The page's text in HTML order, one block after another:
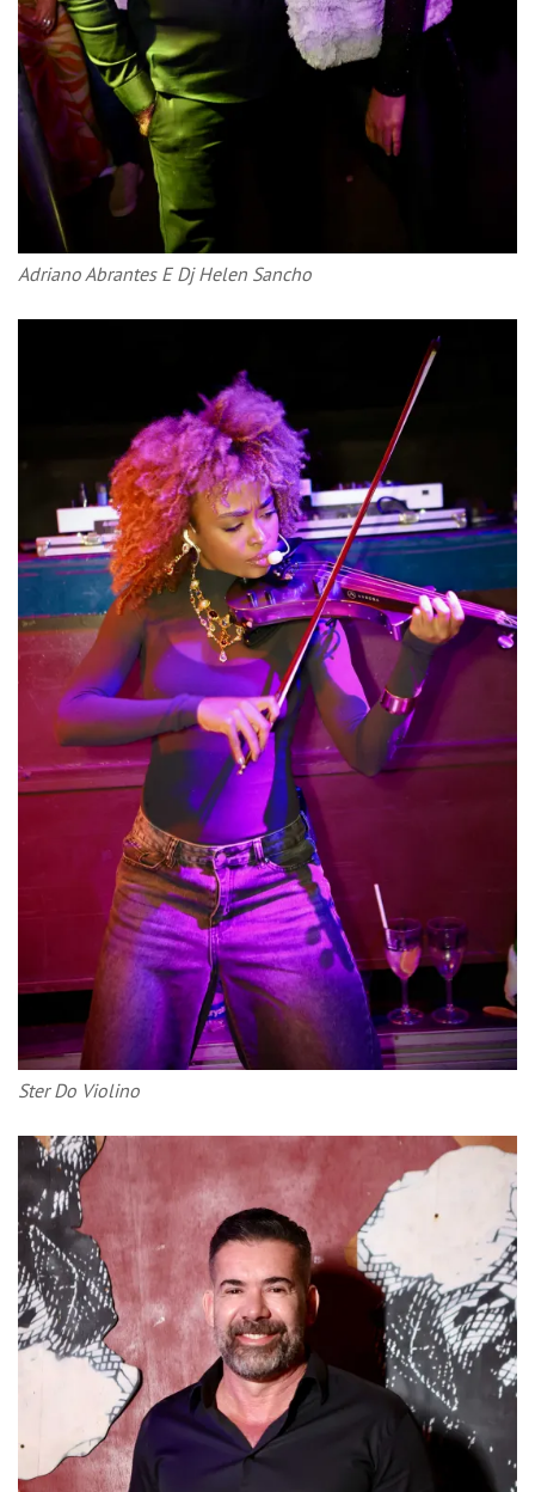
Adriano Abrantes E Dj Helen Sancho
Ster Do Violino